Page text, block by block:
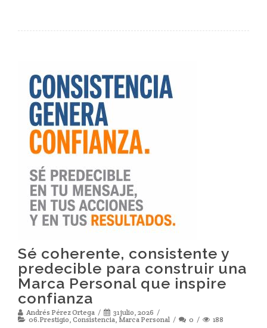
Sé coherente, consistente y
predecible para construir una
Marca Personal que inspire
confianza
Andrés Pérez Ortega
31 julio, 2026
06.Prestigio, Consistencia, Marca Personal 0 188